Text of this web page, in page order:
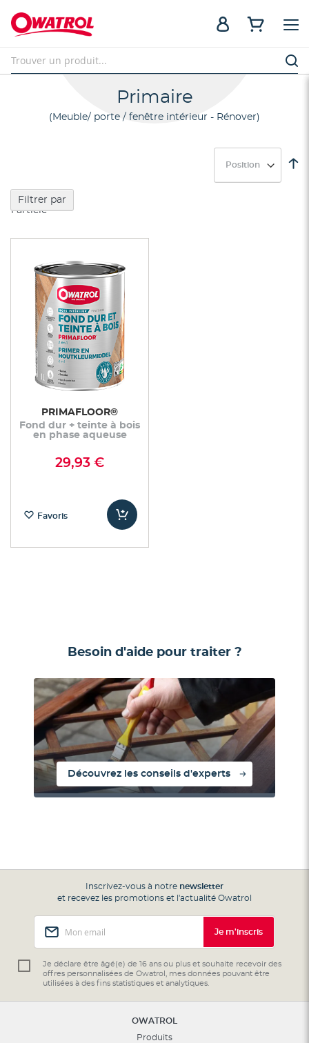
Primaire
Meuble/ porte / fenêtre intérieur - Rénover
1article
PRIMAFLOOR®
Fond dur + teinte à bois
en phase aqueuse
29,93 €
Favoris
Besoin d'aide pour traiter ?
Découvrez les conseils d'experts
Filtrer par
Inscrivez-vous à notre newsletter
et recevez les promotions et l'actualité Owatrol
notre
lettre
d’information
Je m'inscris
Je déclare être âgé(e) de 16 ans ou plus et souhaite recevoir des
offres personnalisées de Owatrol, mes données pouvant être
utilisées à des fins statistiques et analytiques.
OWATROL
Produits